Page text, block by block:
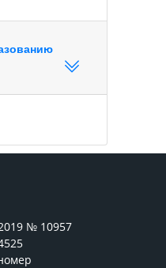
№ 10957